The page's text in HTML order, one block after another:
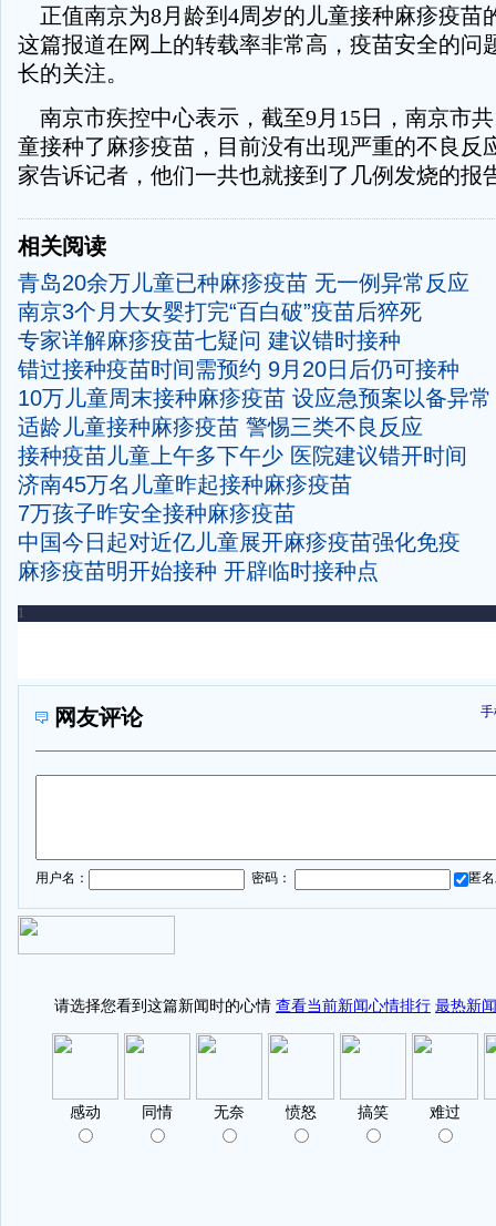
正值南京为8月龄到4周岁的儿童接种麻疹疫苗
这篇报道在网上的转载率非常高，疫苗安全的问
长的关注。
南京市疾控中心表示，截至9月15日，南京市
童接种了麻疹疫苗，目前没有出现严重的不良反
家告诉记者，他们一共也就接到了几例发烧的报
相关阅读
青岛20余万儿童已种麻疹疫苗 无一例异常反应
南京3个月大女婴打完“百白破”疫苗后猝死
专家详解麻疹疫苗七疑问 建议错时接种
错过接种疫苗时间需预约 9月20日后仍可接种
10万儿童周末接种麻疹疫苗 设应急预案以备异常
适龄儿童接种麻疹疫苗 警惕三类不良反应
接种疫苗儿童上午多下午少 医院建议错开时间
济南45万名儿童昨起接种麻疹疫苗
7万孩子昨安全接种麻疹疫苗
中国今日起对近亿儿童展开麻疹疫苗强化免疫
麻疹疫苗明开始接种 开辟临时接种点
网友评论
用户名： 密码： 匿